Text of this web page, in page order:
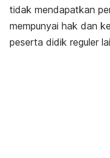
tidak mendapatkan
mempunyai hak dan
peserta didik reguler